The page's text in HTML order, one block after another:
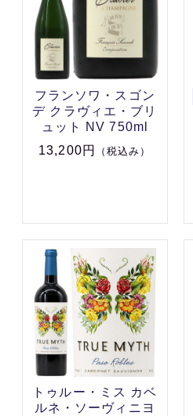
フランソワ・スゴン
デ クラヴィエ・ブリ
ュット NV 750ml
13,200円
（税込み）
トゥルー・ミス カベ
ルネ・ソーヴィニヨ